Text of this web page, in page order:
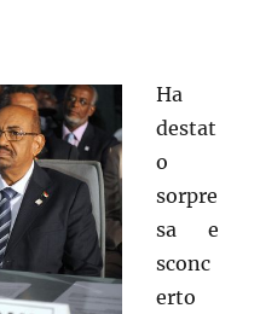
Ha
destat
o
sorpre
sa e
sconc
erto